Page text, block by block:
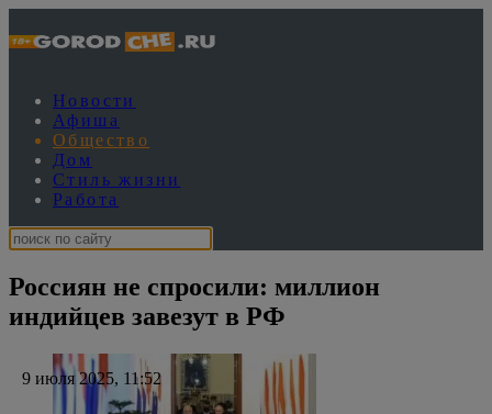
Новости
Афиша
Общество
Дом
Стиль жизни
Работа
Россиян не спросили: миллион
индийцев завезут в РФ
9 июля 2025, 11:52